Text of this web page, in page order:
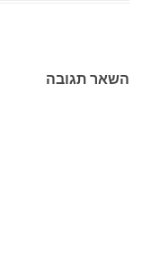
השאר תגובה